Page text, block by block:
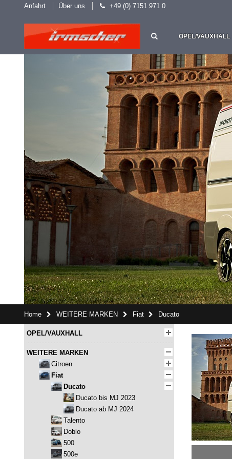
Anfahrt Über uns +49 (0) 7151 971 0
OPEL/VAUXHALL
Home WEITERE MARKEN Fiat Ducato
OPEL/VAUXHALL
WEITERE MARKEN
Citroen
Fiat
Ducato
Ducato bis MJ 2023
Ducato ab MJ 2024
Talento
Doblo
500
500e